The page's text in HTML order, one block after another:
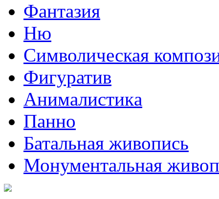
Фантазия
Ню
Символическая
Фигуратив
Анималистикa
Панно
Батальная живопись
Монументальная